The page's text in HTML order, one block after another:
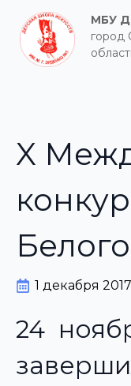
МБУ
город
X
1 декабря 2017
24